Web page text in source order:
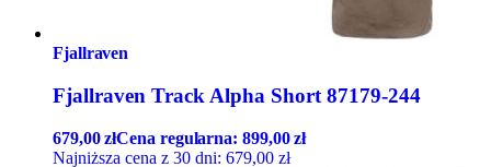
Fjallraven
Fjallraven Track Alpha Short 87179-244
679,00złCena regularna:899,00zł
Najniższa cena z 30 dni: 679,00 zł